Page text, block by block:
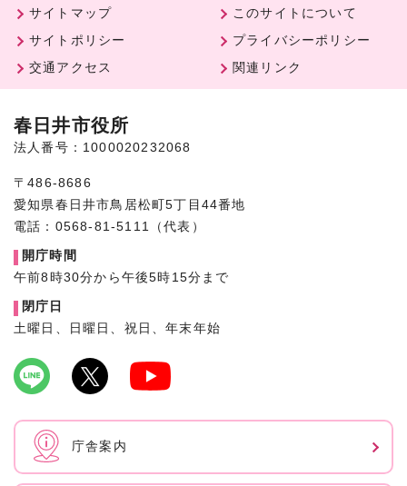
サイトマップ
このサイトについて
サイトポリシー
プライバシーポリシー
交通アクセス
関連リンク
春日井市役所
法人番号：1000020232068
〒486-8686
愛知県春日井市鳥居松町5丁目44番地
電話：0568-81-5111（代表）
開庁時間
午前8時30分から午後5時15分まで
閉庁日
土曜日、日曜日、祝日、年末年始
庁舎案内